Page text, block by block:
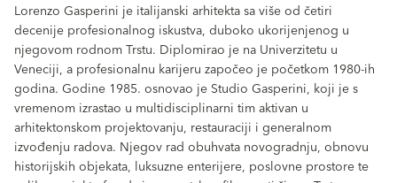
Lorenzo Gasperini je italijanski arhitekta sa više od četiri
decenije profesionalnog iskustva, duboko ukorijenjenog u
njegovom rodnom Trstu. Diplomirao je na Univerzitetu u
Veneciji, a profesionalnu karijeru započeo je početkom 1980-ih
godina. Godine 1985. osnovao je Studio Gasperini, koji je s
vremenom izrastao u multidisciplinarni tim aktivan u
arhitektonskom projektovanju, restauraciji i generalnom
izvođenju radova. Njegov rad obuhvata novogradnju, obnovu
historijskih objekata, luksuzne enterijere, poslovne prostore te